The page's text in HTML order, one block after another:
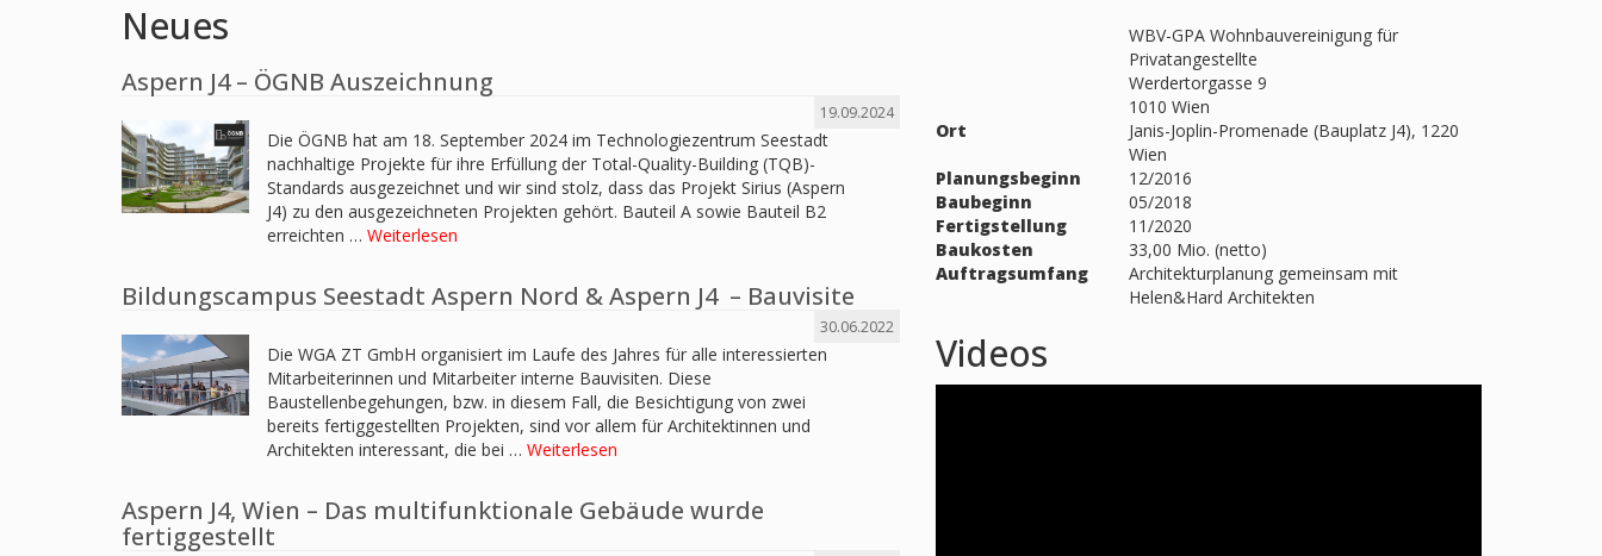
Neues
Aspern J4 – ÖGNB Auszeichnung
19.09.2024
Die ÖGNB hat am 18. September 2024 im Technologiezentrum Seestadt
nachhaltige Projekte für ihre Erfüllung der Total-Quality-Building (TQB)-
Standards ausgezeichnet und wir sind stolz, dass das Projekt Sirius (Aspern
J4) zu den ausgezeichneten Projekten gehört. Bauteil A sowie Bauteil B2
erreichten … Weiterlesen
Bildungscampus Seestadt Aspern Nord & Aspern J4 – Bauvisite
30.06.2022
Die WGA ZT GmbH organisiert im Laufe des Jahres für alle interessierten
Mitarbeiterinnen und Mitarbeiter interne Bauvisiten. Diese
Baustellenbegehungen, bzw. in diesem Fall, die Besichtigung von zwei
bereits fertiggestellten Projekten, sind vor allem für Architektinnen und
Architekten interessant, die bei … Weiterlesen
Aspern J4, Wien – Das multifunktionale Gebäude wurde
fertiggestellt
WBV-GPA Wohnbauvereinigung für
Privatangestellte
Werdertorgasse 9
1010 Wien
Ort
Janis-Joplin-Promenade (Bauplatz J4), 1220
Wien
Planungsbeginn
12/2016
Baubeginn
05/2018
Fertigstellung
11/2020
Baukosten
33,00 Mio. (netto)
Auftragsumfang
Architekturplanung gemeinsam mit
Helen&Hard Architekten
Videos